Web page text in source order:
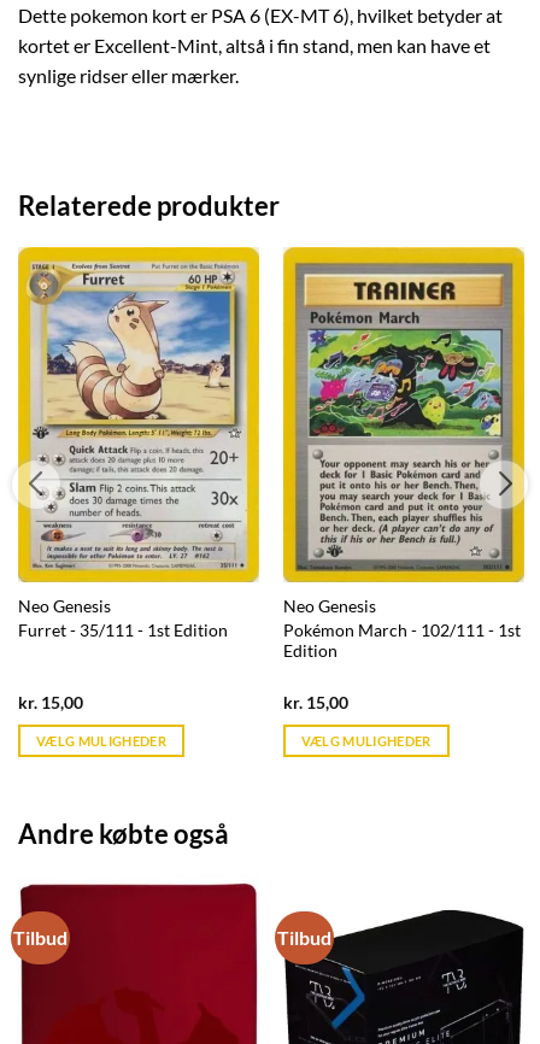
Dette pokemon kort er PSA 6 (EX-MT 6), hvilket betyder at
kortet er Excellent-Mint, altså i fin stand, men kan have et
synlige ridser eller mærker.
Relaterede produkter
Neo Genesis
Furret - 35/111 - 1st Edition
kr. 15,00Current
is:
kr. 39,95.
VÆLG MULIGHEDER
Neo Genesis
Pokémon March - 102/111 - 1st
Edition
kr.15,00Current
is:
kr. 39,95.
VÆLG MULIGHEDER
Andre købte også
Tilbud Tilbud